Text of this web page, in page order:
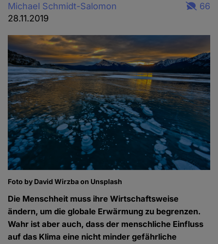
Michael Schmidt-Salomon
28.11.2019
66
Foto by David Wirzba on Unsplash
Die Menschheit muss ihre Wirtschaftsweise
ändern, um die globale Erwärmung zu begrenzen.
Wahr ist aber auch, dass der menschliche Einfluss
auf das Klima eine nicht minder gefährliche